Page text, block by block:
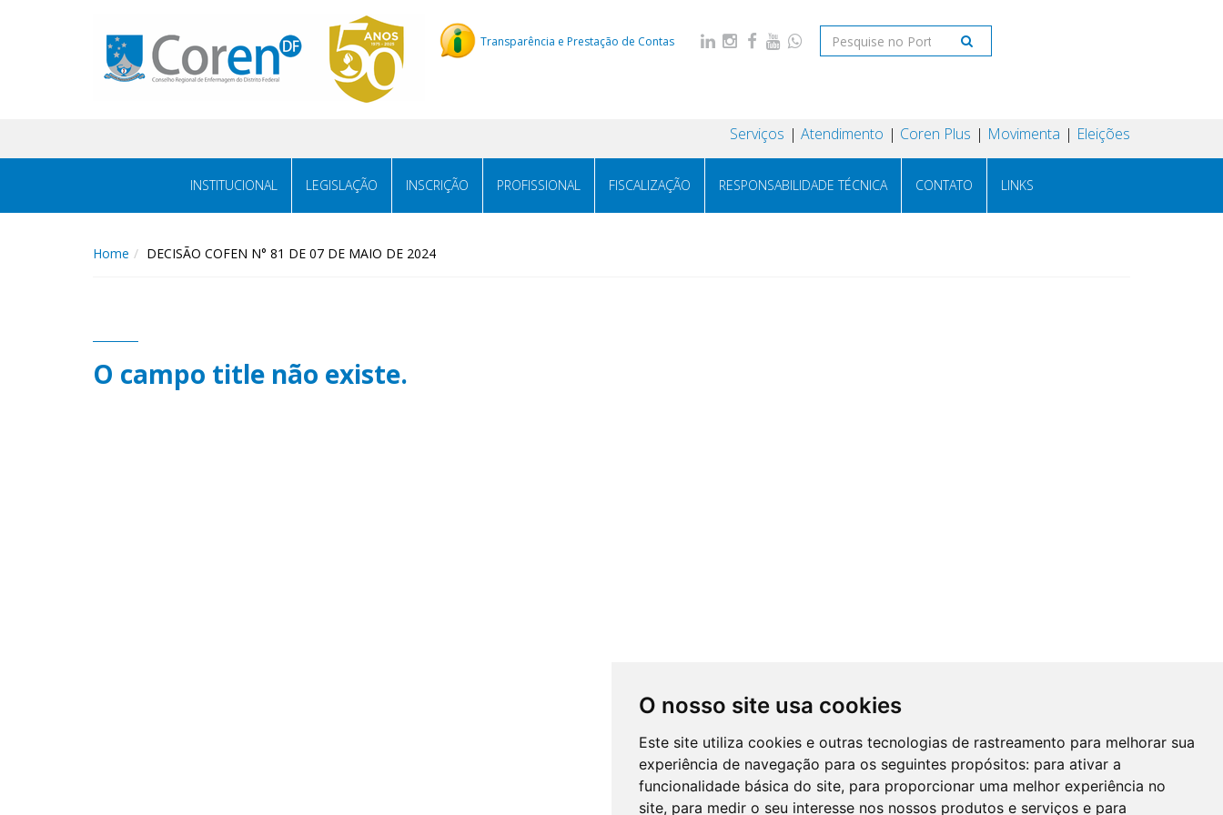
O nosso site usa cookies
Este site utiliza cookies e outras tecnologias de rastreamento para melhorar sua
experiência de navegação para os seguintes propósitos: para ativar a
funcionalidade básica do site, para proporcionar uma melhor experiência no
site, para medir o seu interesse nos nossos produtos e serviços e para
Transparência e Prestação de Contas
Serviços Atendimento Coren Plus Movimenta Eleições
INSTITUCIONAL LEGISLAÇÃO INSCRIÇÃO PROFISSIONAL FISCALIZAÇÃO RESPONSABILIDADE TÉCNICA CONTATO LINKS
Home DECISÃO COFEN N° 81 DE 07 DE MAIO DE 2024
O campo title não existe.